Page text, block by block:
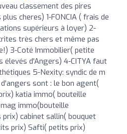
classement des pires
cheres) 1-FONCIA ( frais de
supérieurs à loyer) 2-
très chers et même pas
3-Coté Immobilier( petite
élevés d'Angers) 4-CITYA faut
5-Nexity: syndic de m
sont : le bon agent(
katia immo( bouteille
immo(bouteille
cabinet sallin( bouquet
prix) Safti( petits prix)